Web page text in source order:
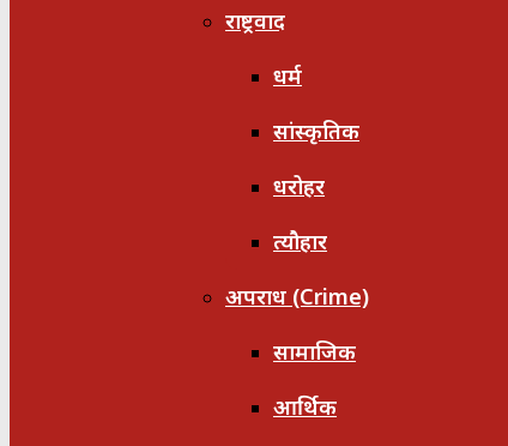
राष्ट्रवाद
धर्म
सांस्कृतिक
धरोहर
त्यौहार
अपराध (Crime)
सामाजिक
आर्थिक